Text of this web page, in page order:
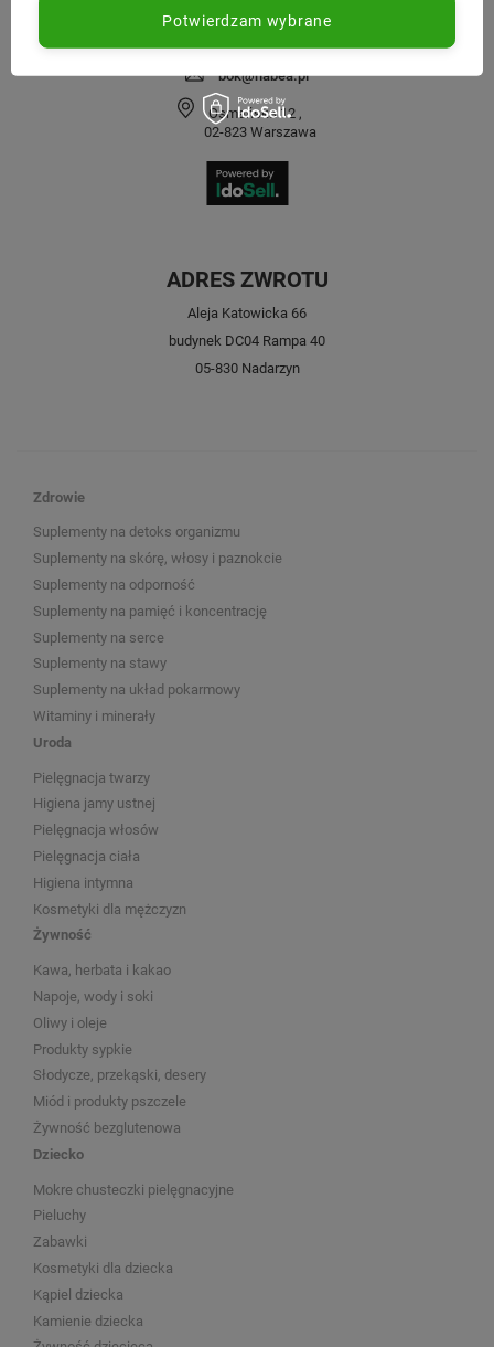
221 220 225
bok@nabea.pl
Osmańska 12 ,
02-823 Warszawa
ADRES ZWROTU
Aleja Katowicka 66
budynek DC04 Rampa 40
05-830 Nadarzyn
Zdrowie
Suplementy na detoks organizmu
Suplementy na skórę, włosy i paznokcie
Suplementy na odporność
Suplementy na pamięć i koncentrację
Suplementy na serce
Suplementy na stawy
Suplementy na układ pokarmowy
Witaminy i minerały
Uroda
Pielęgnacja twarzy
Higiena jamy ustnej
Pielęgnacja włosów
Pielęgnacja ciała
Higiena intymna
Kosmetyki dla mężczyzn
Żywność
Kawa, herbata i kakao
Napoje, wody i soki
Oliwy i oleje
Produkty sypkie
Słodycze, przekąski, desery
Miód i produkty pszczele
Żywność bezglutenowa
Dziecko
Mokre chusteczki pielęgnacyjne
Pieluchy
Zabawki
Kosmetyki dla dziecka
Kąpiel dziecka
Kamienie dziecka
Potwierdzam wybrane